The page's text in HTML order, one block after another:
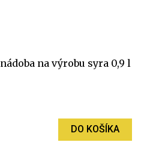
na výrobu syra 0,9 l
DO KOŠÍKA